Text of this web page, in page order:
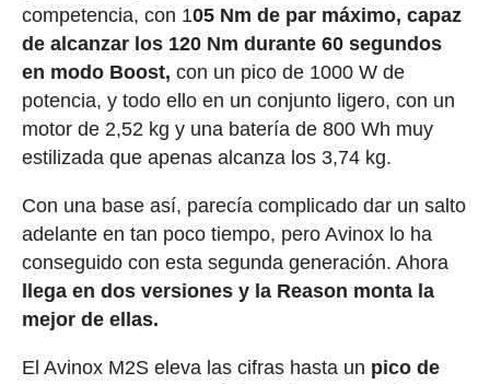
competencia, con 105 Nm de par máximo, capaz
de alcanzar los 120 Nm durante 60 segundos
en modo Boost, con un pico de 1000 W de
potencia, y todo ello en un conjunto ligero, con un
motor de 2,52 kg y una batería de 800 Wh muy
estilizada que apenas alcanza los 3,74 kg.
Con una base así, parecía complicado dar un salto
adelante en tan poco tiempo, pero Avinox lo ha
conseguido con esta segunda generación. Ahora
llega en dos versiones y la Reason monta la
mejor de ellas.
El Avinox M2S eleva las cifras hasta un pico de